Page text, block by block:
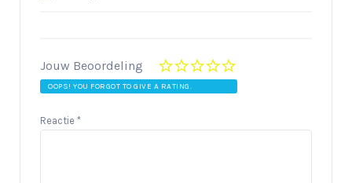
Jouw Beoordeling
OOPS! YOU FORGOT TO GIVE A RATING.
Reactie *